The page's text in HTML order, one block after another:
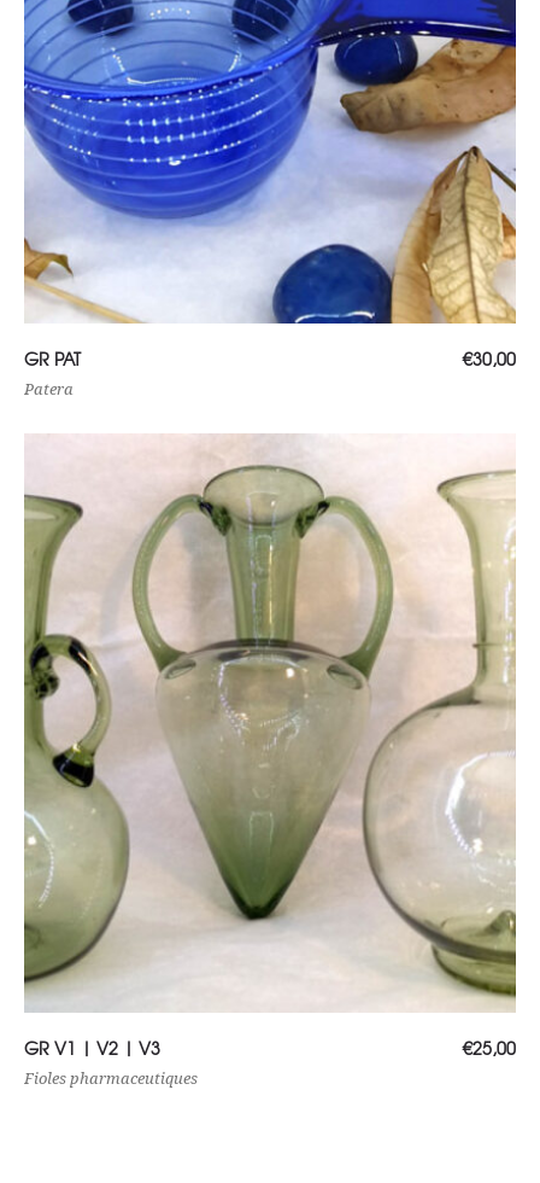
Ajouter au panier
GR PAT €30,00
Patera
Choix des options
GR V1 | V2 | V3 €25,00
Fioles pharmaceutiques